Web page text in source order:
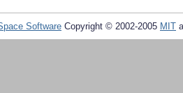
Software Copyright © 2002-2005 MIT